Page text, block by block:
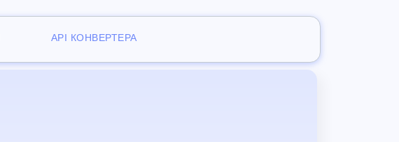
API КОНВЕРТЕРА